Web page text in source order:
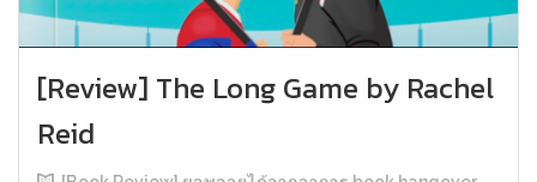
[Review] The Long Game by Rachel
Reid